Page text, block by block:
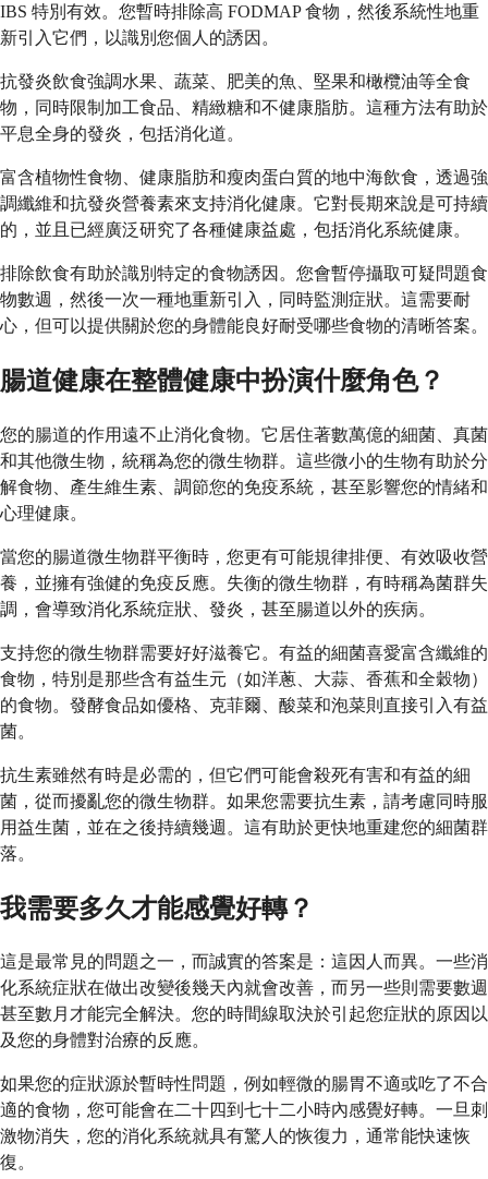
IBS 特別有效。您暫時排除高 FODMAP 食物，然後系統性地重
新引入它們，以識別您個人的誘因。
抗發炎飲食強調水果、蔬菜、肥美的魚、堅果和橄欖油等全食
物，同時限制加工食品、精緻糖和不健康脂肪。這種方法有助於
平息全身的發炎，包括消化道。
富含植物性食物、健康脂肪和瘦肉蛋白質的地中海飲食，透過強
調纖維和抗發炎營養素來支持消化健康。它對長期來說是可持續
的，並且已經廣泛研究了各種健康益處，包括消化系統健康。
排除飲食有助於識別特定的食物誘因。您會暫停攝取可疑問題食
物數週，然後一次一種地重新引入，同時監測症狀。這需要耐
心，但可以提供關於您的身體能良好耐受哪些食物的清晰答案。
腸道健康在整體健康中扮演什麼角色？
您的腸道的作用遠不止消化食物。它居住著數萬億的細菌、真菌
和其他微生物，統稱為您的微生物群。這些微小的生物有助於分
解食物、產生維生素、調節您的免疫系統，甚至影響您的情緒和
心理健康。
當您的腸道微生物群平衡時，您更有可能規律排便、有效吸收營
養，並擁有強健的免疫反應。失衡的微生物群，有時稱為菌群失
調，會導致消化系統症狀、發炎，甚至腸道以外的疾病。
支持您的微生物群需要好好滋養它。有益的細菌喜愛富含纖維的
食物，特別是那些含有益生元（如洋蔥、大蒜、香蕉和全穀物）
的食物。發酵食品如優格、克菲爾、酸菜和泡菜則直接引入有益
菌。
抗生素雖然有時是必需的，但它們可能會殺死有害和有益的細
菌，從而擾亂您的微生物群。如果您需要抗生素，請考慮同時服
用益生菌，並在之後持續幾週。這有助於更快地重建您的細菌群
落。
我需要多久才能感覺好轉？
這是最常見的問題之一，而誠實的答案是：這因人而異。一些消
化系統症狀在做出改變後幾天內就會改善，而另一些則需要數週
甚至數月才能完全解決。您的時間線取決於引起您症狀的原因以
及您的身體對治療的反應。
如果您的症狀源於暫時性問題，例如輕微的腸胃不適或吃了不合
適的食物，您可能會在二十四到七十二小時內感覺好轉。一旦刺
激物消失，您的消化系統就具有驚人的恢復力，通常能快速恢
復。